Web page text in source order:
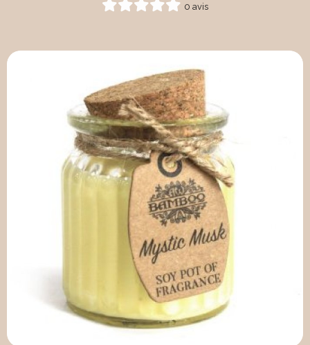
0 avis